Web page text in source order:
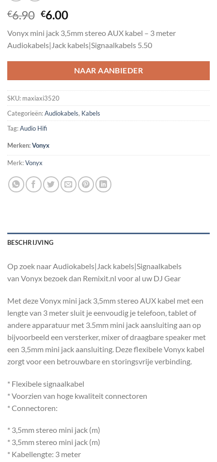
€6.90 Oorspronkelijke
was:
€6.90.
€6.00Huidige
is:
€6.00.
Vonyx mini jack 3,5mm stereo AUX kabel – 3 meter
Audiokabels|Jack kabels|Signaalkabels 5.50
NAAR AANBIEDER
SKU: maxiaxi3520
Categorieën:Audiokabels, Kabels
Tag:Audio Hifi
Merken:Vonyx
Merk:Vonyx
BESCHRIJVING
Op zoek naar Audiokabels|Jack kabels|Signaalkabels
van Vonyx bezoek dan Remixit.nl voor al uw DJ Gear
Met deze Vonyx mini jack 3,5mm stereo AUX kabel met een
lengte van 3 meter sluit je eenvoudig je telefoon, tablet of
andere apparatuur met 3.5mm mini jack aansluiting aan op
bijvoorbeeld een versterker, mixer of draagbare speaker met
een 3,5mm mini jack aansluiting. Deze flexibele Vonyx kabel
zorgt voor een betrouwbare en storingsvrije verbinding.
* Flexibele signaalkabel
* Voorzien van hoge kwaliteit connectoren
* Connectoren:
* 3,5mm stereo mini jack (m)
* 3,5mm stereo mini jack (m)
* Kabellengte: 3 meter